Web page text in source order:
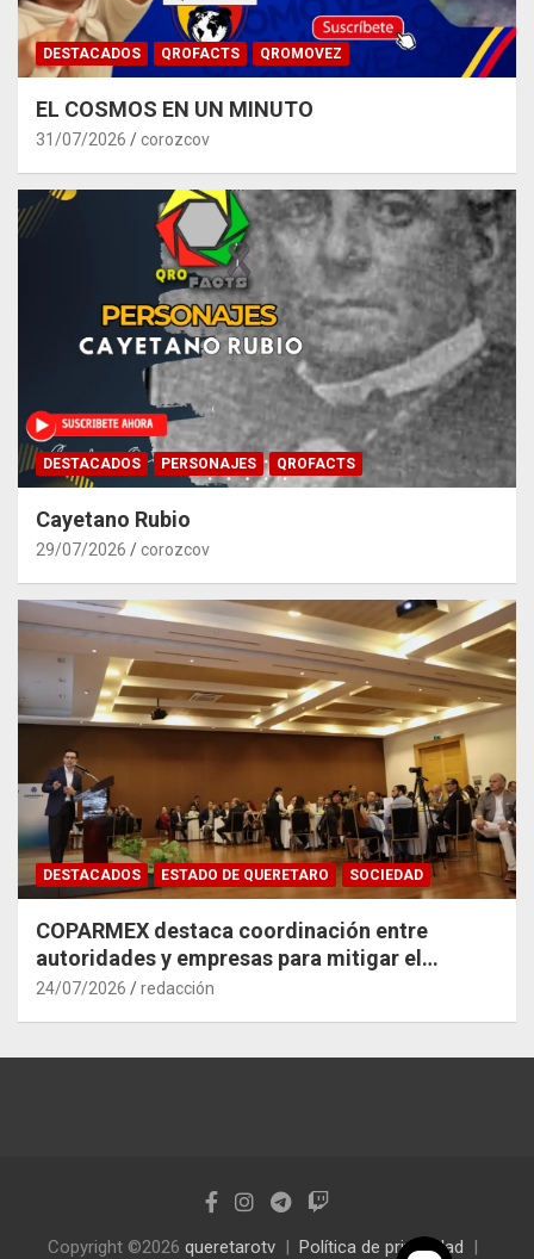
DESTACADOS QROFACTS QROMOVEZ
EL COSMOS EN UN MINUTO
31/07/2026 corozcov
DESTACADOS PERSONAJES QROFACTS
Cayetano Rubio
29/07/2026 corozcov
DESTACADOS ESTADO DE QUERETARO SOCIEDAD
COPARMEX destaca coordinación entre
autoridades y empresas para mitigar el
impacto del Tren México–Querétaro
24/07/2026 redacción
Copyright ©2026 queretarotv Política de privacidad